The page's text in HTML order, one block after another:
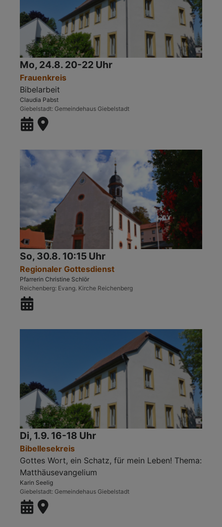
Mo, 24.8. 20-22 Uhr
Frauenkreis
Bibelarbeit
Claudia Pabst
Giebelstadt Gemeindehaus Giebelstadt
So, 30.8. 10:15 Uhr
Regionaler Gottesdienst
Pfarrerin Christine Schlör
Reichenberg Evang. Kirche Reichenberg
Di, 1.9. 16-18 Uhr
Bibellesekreis
Gottes Wort, ein Schatz, für mein Leben! Thema:
Matthäusevangelium
Karin Seelig
Giebelstadt Gemeindehaus Giebelstadt